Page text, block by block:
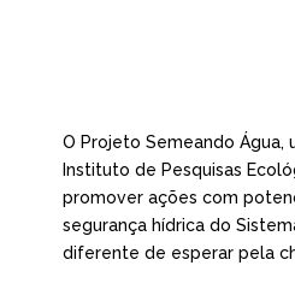
O Projeto Semeando Água,
Instituto de Pesquisas
promover ações com
segurança hídrica do
diferente de esperar pela